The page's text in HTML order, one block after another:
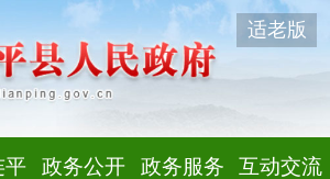
适老版
平 政务公开 政务服务 互动交流